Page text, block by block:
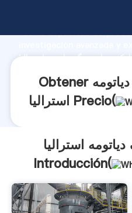
fuerte capacidad de
ارکیده های سنگ دیاتومه استرالیا proveedor crea el valor y
Obtener ارکیده های سنگ دیاتومه
استرالیا Precio(
استرالیا
Introducción(